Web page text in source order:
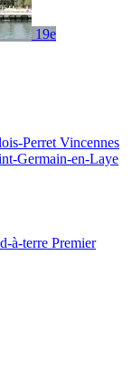
19e
Perret Vincennes
Germain-en-Laye
à-terre Premier